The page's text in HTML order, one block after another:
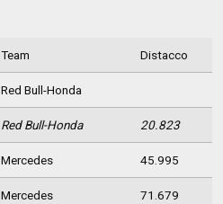
Team Distacco
Red Bull-Honda
Red Bull-Honda 20.823
Mercedes 45.995
Mercedes 71.679